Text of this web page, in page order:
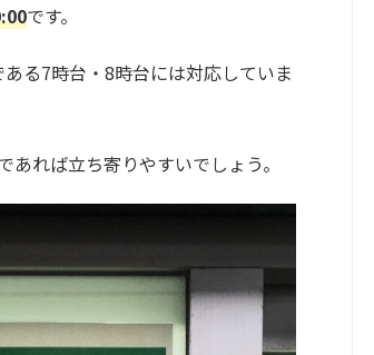
です。
る7時台・8時台には対応していま
れば立ち寄りやすいでしょう。